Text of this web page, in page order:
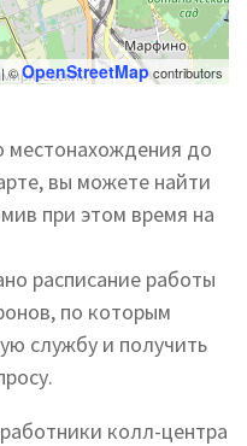
©OpenStreetMapcontributors
местонахождения до
вы можете найти
при этом время на
расписание работы
по которым
службу и получить
колл-центра